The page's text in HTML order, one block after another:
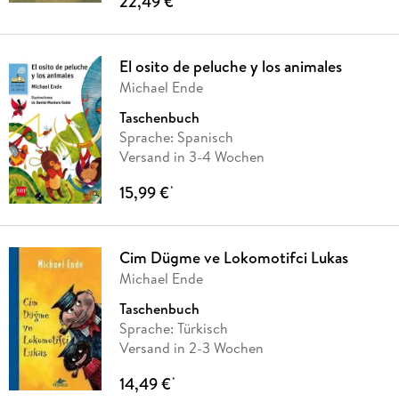
El osito de peluche y los animales
Michael Ende
Taschenbuch
Sprache: Spanisch
Versand in 3-4 Wochen
15,99 €*
Cim Dügme ve Lokomotifci Lukas
Michael Ende
Taschenbuch
Sprache: Türkisch
Versand in 2-3 Wochen
14,49 €*